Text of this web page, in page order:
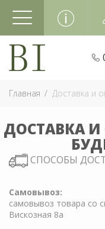
Главная Доставка и
ДОСТАВКА
СПОСОБЫ
Самовывоз:
самовывоз товара со
Вискозная 8а